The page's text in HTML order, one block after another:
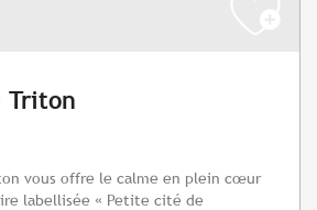
Triton
vous offre le calme en plein cœur
labellisée « Petite cité de